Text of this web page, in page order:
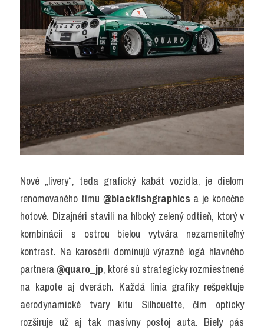
Nové „livery“, teda grafický kabát vozidla, je dielom
renomovaného tímu @blackfishgraphics a je konečne
hotové. Dizajnéri stavili na hlboký zelený odtieň, ktorý v
kombinácii s ostrou bielou vytvára nezameniteľný
kontrast. Na karosérii dominujú výrazné logá hlavného
partnera @quaro_jp, ktoré sú strategicky rozmiestnené
na kapote aj dverách. Každá línia grafiky rešpektuje
aerodynamické tvary kitu Silhouette, čím opticky
rozširuje už aj tak masívny postoj auta. Biely pás